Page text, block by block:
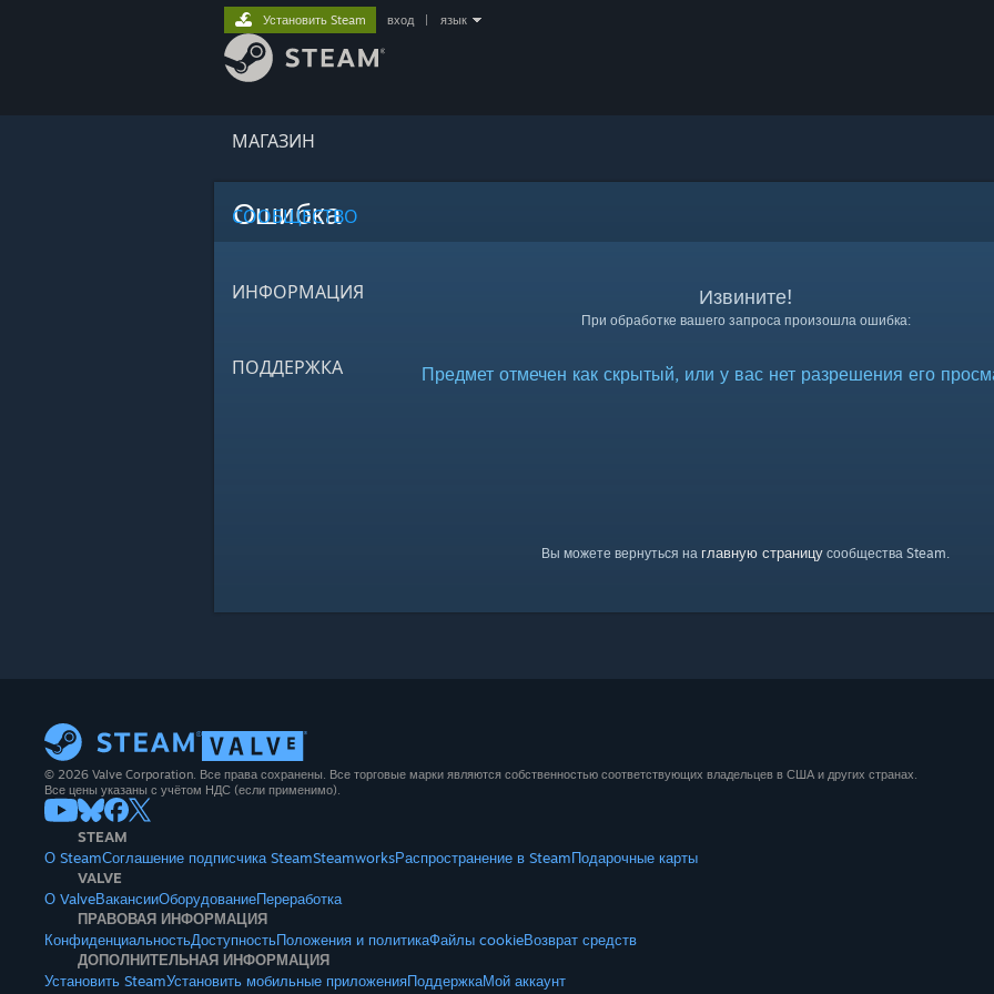
МАГАЗИН
СООБЩЕСТВО
ИНФОРМАЦИЯ
ПОДДЕРЖКА
Установить Steam вход язык
Ошибка
Извините!
При обработке вашего запроса произошла ошибка:
Предмет отмечен как скрытый, или у вас нет разрешения его
Вы можете вернуться на главную страницу сообщества Steam.
© 2026 Valve Corporation. Все права сохранены. Все торговые марки являются собственностью соответствующих владельцев в США и других странах.
Все цены указаны с учётом НДС (если применимо).
STEAM
О SteamСоглашение подписчика SteamSteamworksРаспространение в SteamПодарочные карты
VALVE
О ValveВакансииОборудованиеПереработка
ПРАВОВАЯ ИНФОРМАЦИЯ
КонфиденциальностьДоступностьПоложения и политикаФайлы cookieВозврат средств
ДОПОЛНИТЕЛЬНАЯ ИНФОРМАЦИЯ
Установить SteamУстановить мобильные приложенияПоддержкаМой аккаунт